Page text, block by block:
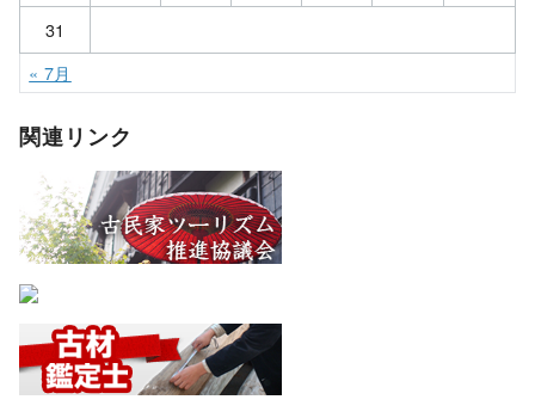
31
« 7月
関連リンク